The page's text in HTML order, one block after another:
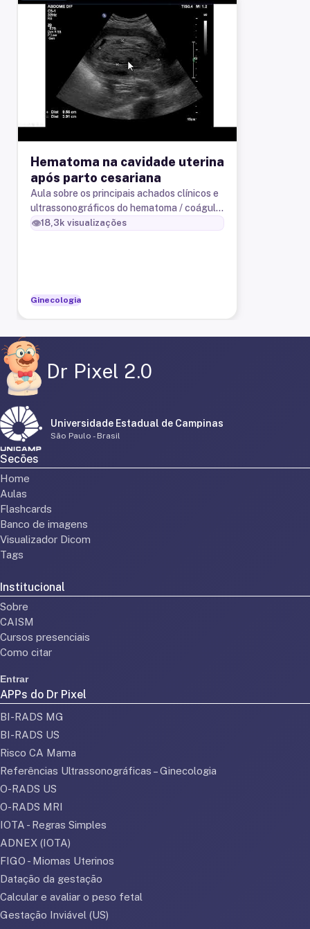
Hematoma na cavidade uterina
após parto cesariana
Aula sobre os principais achados clínicos e
ultrassonográficos do hematoma / coágulo
na cavidade uterina após o parto cesariana.
👁️18,3k visualizações
Ginecologia
Dr Pixel 2.0
Universidade Estadual de Campinas
São Paulo - Brasil
Secões
Home
Aulas
Flashcards
Banco de imagens
Visualizador Dicom
Tags
Institucional
Sobre
CAISM
Cursos presenciais
Como citar
Entrar
APPs do Dr Pixel
BI-RADS MG
BI-RADS US
Risco CA Mama
Referências Ultrassonográficas – Ginecologia
O-RADS US
O-RADS MRI
IOTA - Regras Simples
ADNEX (IOTA)
FIGO - Miomas Uterinos
Datação da gestação
Calcular e avaliar o peso fetal
Gestação Inviável (US)